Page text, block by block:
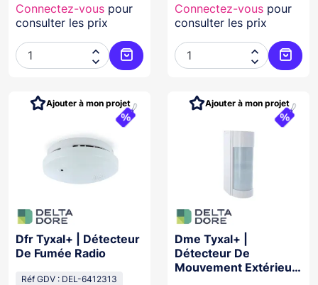
Connectez-vous pour
consulter les prix


Ajouter au panier
Connectez-vous pour
consulter les prix


Dfr Tyxal+ | Détecteur
De Fumée Radio
Réf GDV : DEL-6412313
Ajouter à mon projet
Dme Tyxal+ |
Détecteur De
Mouvement Extérieur
Ajouter à mon projet